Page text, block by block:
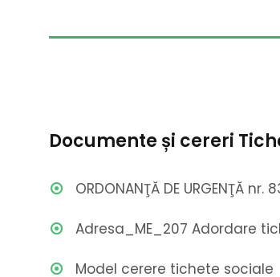
Documente și cereri
ORDONANŢĂ DE URGENŢĂ
Adresa_ME_207 Adordare
Model cerere tichete sociale